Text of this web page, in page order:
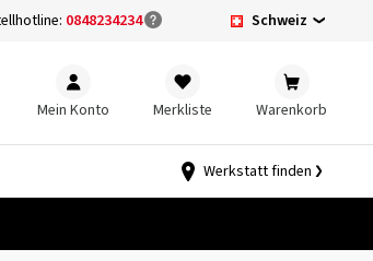
0848234234 Schweiz
Mein Konto Merkliste Warenkorb
Werkstatt finden